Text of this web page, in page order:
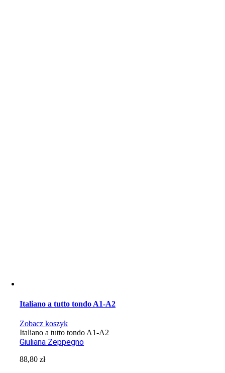
Italiano a tutto tondo A1-A2
Zobacz koszyk
Italiano a tutto tondo A1-A2
Giuliana Zeppegno
88,80zł